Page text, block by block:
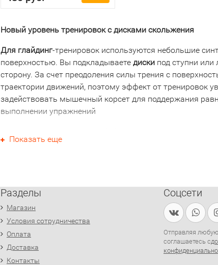
Новый уровень тренировок сдисками скольжения
Для глайдинг-тренировок используются небольшие
поверхностью. Вы подкладываете диски под ступни
сторону. За счет преодоления силы трения с
траектории движений, поэтому эффект от тренировок
задействовать мышечный корсет для поддержания
выполнении упражнений
Слайд доска сделает Вашу тренировку еще более
Показать еще
Разделы
Магазин
Условия сотрудничества
Оплата
Доставка
Контакты
Соцсети
Отправляя
соглашаетесь с